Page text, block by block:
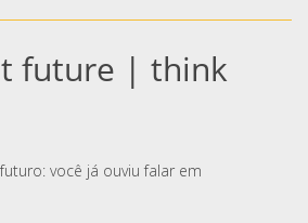
future | think
você já ouviu falar em